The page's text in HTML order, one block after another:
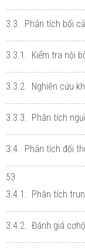
3.3. Phân tích bối
3.3.1. Kiểm tra nội
3.3.2. Nghiên cứu
3.3.3. Phân tích
3.4. Phân tích đối
53
3.4.1. Phân tích
3.4.2. Đánh giá